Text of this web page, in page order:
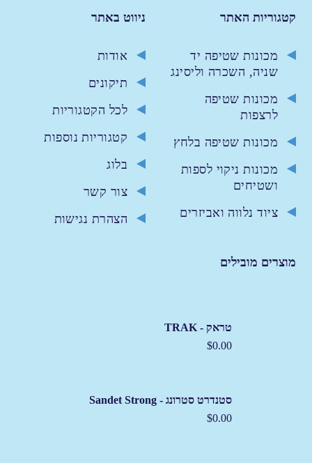
ניווט באתר
אודות
תיקונים
לכל הקטגוריות
קטגוריות נוספות
בלוג
צור קשר
הצהרת נגישות
קטגוריות האתר
מכונות שטיפה יד
שניה, השכרה וליסינג
מכונות שטיפה
לרצפות
מכונות שטיפה בלחץ
מכונות ניקוי לספות
ושטיחים
ציוד נלווה ואביזרים
מוצרים מובילים
טראק - TRAK
$0.00
סטנדרט סטרונג - Sandet Strong
$0.00